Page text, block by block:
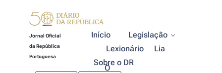
Jornal Oficial
da República
Portuguesa
Início
Legislação
Lexionário
Lia
Sobre o DR
O